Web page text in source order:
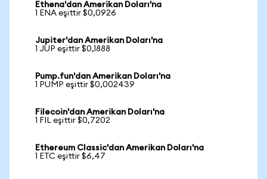
Ethena'dan Amerikan Doları'na
1 ENA eşittir $0,0926
Jupiter'dan Amerikan Doları'na
1 JUP eşittir $0,1888
Pump.fun'dan Amerikan Doları'na
1 PUMP eşittir $0,002439
Filecoin'dan Amerikan Doları'na
1 FIL eşittir $0,7202
Ethereum Classic'dan Amerikan Doları'na
1 ETC eşittir $6,47